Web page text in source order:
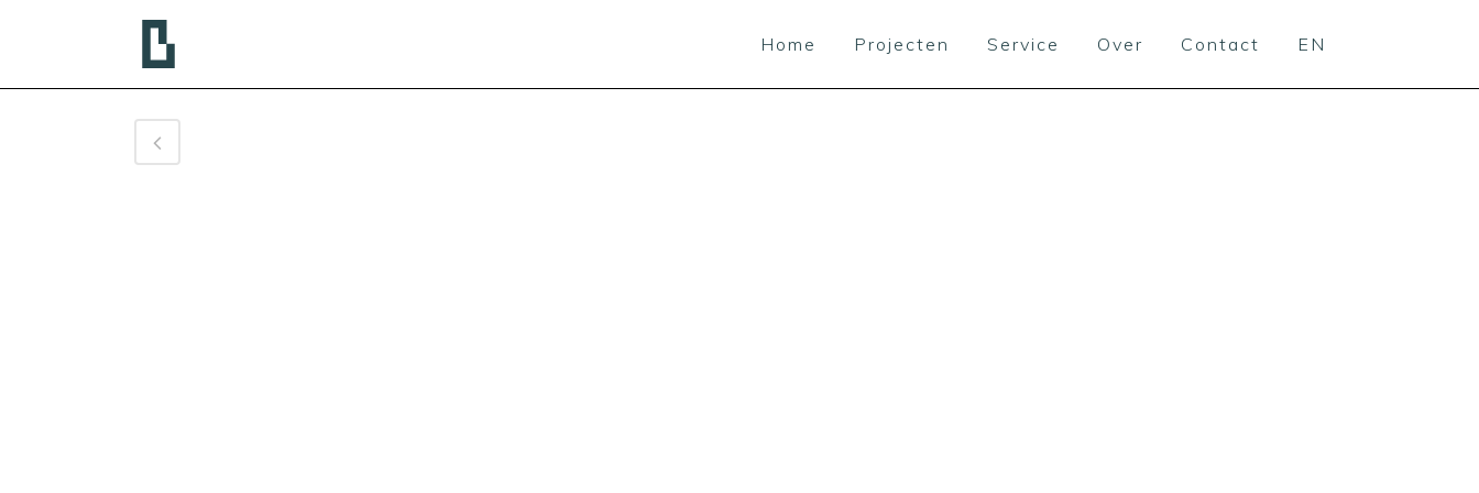
Home Projecten Service Over Contact EN